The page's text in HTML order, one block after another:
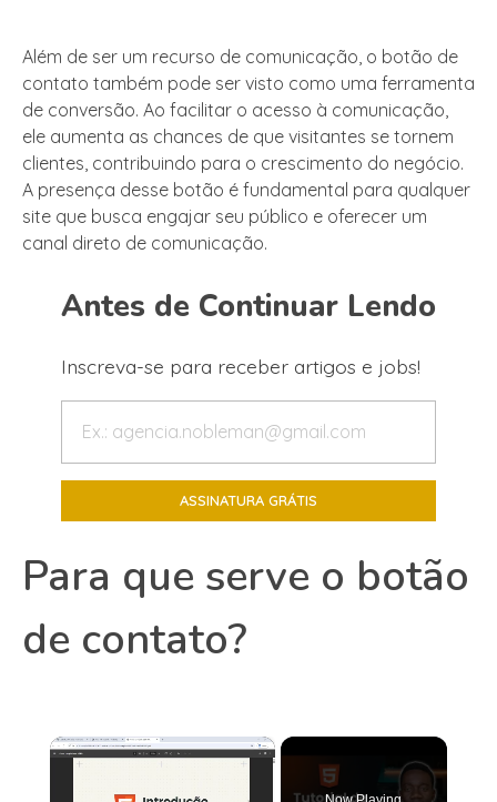
Além de ser um recurso de comunicação, o botão de
contato também pode ser visto como uma ferramenta
de conversão. Ao facilitar o acesso à comunicação,
ele aumenta as chances de que visitantes se tornem
clientes, contribuindo para o crescimento do negócio.
A presença desse botão é fundamental para qualquer
site que busca engajar seu público e oferecer um
canal direto de comunicação.
Antes de Continuar Lendo
Inscreva-se para receber artigos e jobs!
Para que serve o botão
de contato?
×